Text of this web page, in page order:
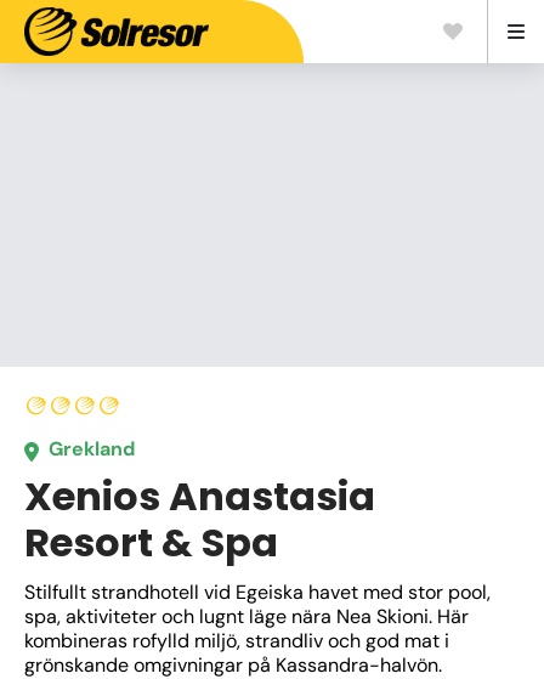
Grekland
Xenios Anastasia
Resort & Spa
Stilfullt strandhotell vid Egeiska havet med stor pool,
spa, aktiviteter och lugnt läge nära Nea Skioni. Här
kombineras rofylld miljö, strandliv och god mat i
grönskande omgivningar på Kassandra-halvön.